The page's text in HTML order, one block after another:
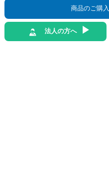
商品のご購入
法人の方へ